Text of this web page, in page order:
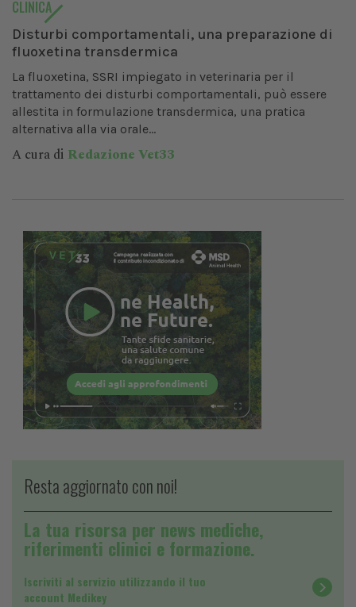
CLINICA
Disturbi comportamentali, una preparazione di
fluoxetina transdermica
La fluoxetina, SSRI impiegato in veterinaria per il
trattamento dei disturbi comportamentali, può essere
allestita in formulazione transdermica, una pratica
alternativa alla via orale...
A cura di Redazione Vet33
Resta aggiornato con noi!
La tua risorsa per news mediche,
riferimenti clinici e formazione.
Iscriviti al servizio utilizzando il tuo
account Medikey